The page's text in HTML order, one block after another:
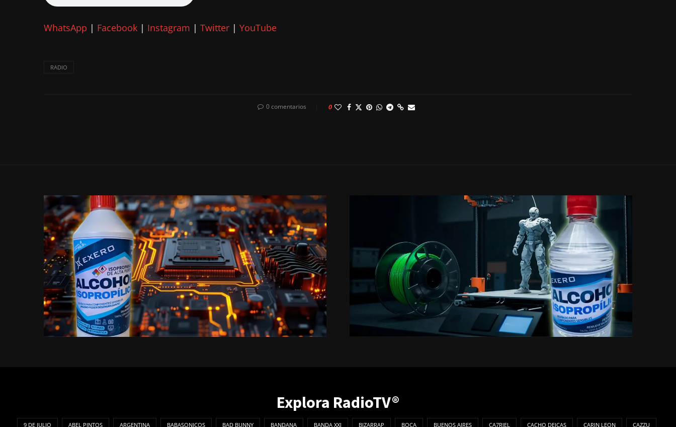
WhatsApp | Facebook | Instagram | Twitter | YouTube
RADIO
0 comentarios 0
Explora RadioTV®
9 DE JULIO ABEL PINTOS ARGENTINA BABASONICOS BAD BUNNY BANDANA BANDA XXI BIZARRAP BOCA BUENOS AIRES CA7RIEL CACHO DEICAS CARIN LEON CAZZU